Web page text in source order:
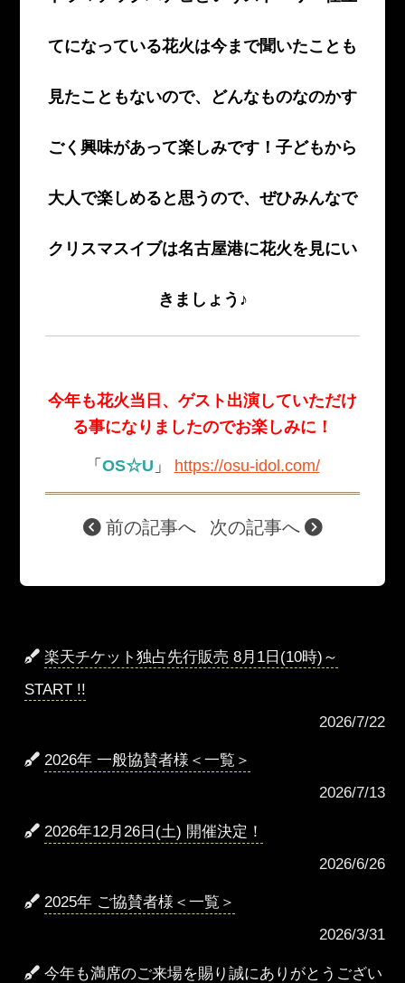
てになっている花火は今まで聞いたことも
見たこともないので、どんなものなのかす
ごく興味があって楽しみです！子どもから
大人で楽しめると思うので、ぜひみんなで
クリスマスイブは名古屋港に花火を見にい
きましょう♪
今年も花火当日、ゲスト出演していただけ
る事になりましたのでお楽しみに！
「 OS☆U 」 https://osu-idol.com/
前の記事へ 次の記事へ
楽天チケット独占先行販売 8月1日(10時)～
START !!
2026/7/22
2026年 一般協賛者様＜一覧＞
2026/7/13
2026年12月26日(土) 開催決定！
2026/6/26
2025年 ご協賛者様＜一覧＞
2026/3/31
今年も満席のご来場を賜り誠にありがとうござい